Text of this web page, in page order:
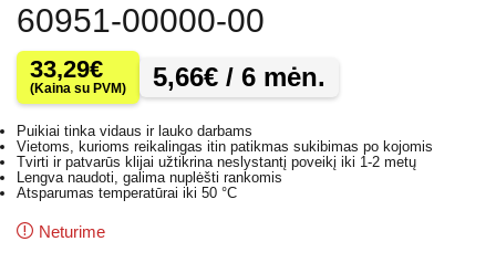
60951-00000-00
33,29€
(Kaina su PVM) 5,66€ / 6 mėn.
Puikiai tinka vidaus ir lauko darbams
Vietoms, kurioms reikalingas itin patikmas sukibimas po kojomis
Tvirti ir patvarūs klijai užtikrina neslystantį poveikį iki 1-2 metų
Lengva naudoti, galima nuplėšti rankomis
Atsparumas temperatūrai iki 50 °C
Neturime